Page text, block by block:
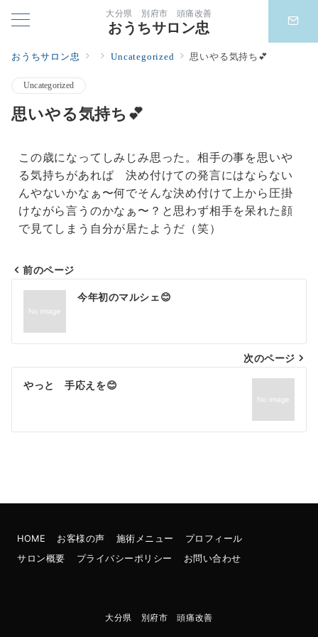
大分県 別府市 頭痛改善
おうちサロン忠
おうちサロン忠 Uncategorized 思いやる気持ち💕
Uncategorized
思いやる気持ち💕
この歳になってしみじみ思った。相手の事を思いや
る気持ちがあれば 決め付けての発言にはならない
んやないかなぁ〜何でそんな決め付けて上から圧掛
けながら言うのかなぁ〜？と思わず相手を呆れた顔
で見てしまう自分が居たようだ（笑）
前のページ
今年初のマルシェ😊
次のページ
やっと 手応えを😊
HOME お客様の声 施術メニュー
プロフィール
サロン概要
プライバシーポリシー お問い合わせ
大分県 別府市 頭痛改善